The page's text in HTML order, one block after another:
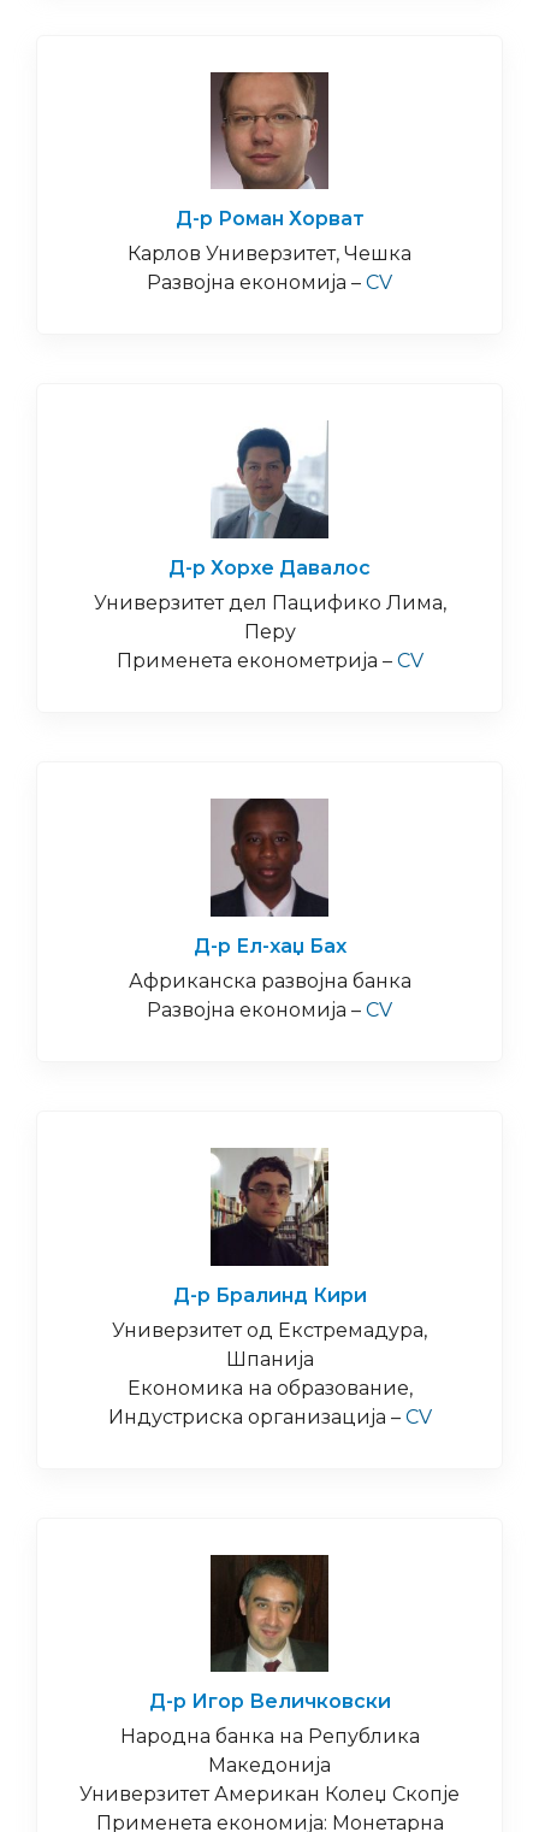
Д-р Роман Хорват
Карлов Универзитет, Чешка
Развојна економија – CV
Д-р Хорхе Давалос
Универзитет дел Пацифико Лима,
Перу
Применета економетрија – CV
Д-р Ел-хаџ Бах
Африканска развојна банка
Развојна економија – CV
Д-р Бралинд Кири
Универзитет од Екстремадура,
Шпанија
Економика на образование,
Индустриска организација – CV
Д-р Игор Величковски
Народна банка на Република
Македонија
Универзитет Американ Колеџ Скопје
Применета економија: Монетарна